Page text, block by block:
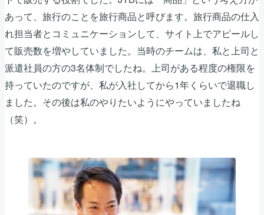
あって、旅行のことを旅行商品と呼びます。旅行商品の仕入
れ担当者とコミュニケーションして、サイト上でアピールし
て販売数を増やしていました。当時のチームは、私と上司と
派遣社員の方の3名体制でしたね。上司がある程度の権限を
持っていたのですが、私が入社してから1年くらいで退職し
ました。その後は私のやりたいようにやっていましたね
（笑）。